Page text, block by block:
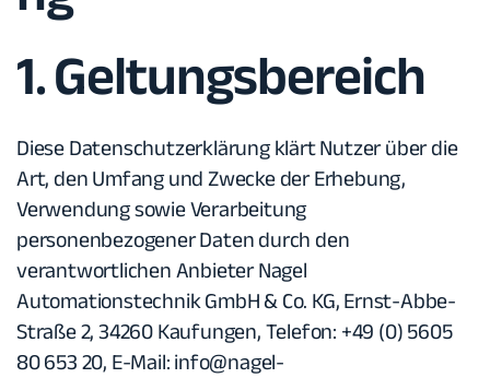
1. Geltungsbereich
Diese Datenschutzerklärung klärt Nutzer über die
Art, den Umfang und Zwecke der Erhebung,
Verwendung sowie Verarbeitung
personenbezogener Daten durch den
verantwortlichen Anbieter Nagel
Automationstechnik GmbH & Co. KG, Ernst-Abbe-
Straße 2, 34260 Kaufungen, Telefon: +49 (0) 5605
80 653 20, E-Mail:info@nagel-